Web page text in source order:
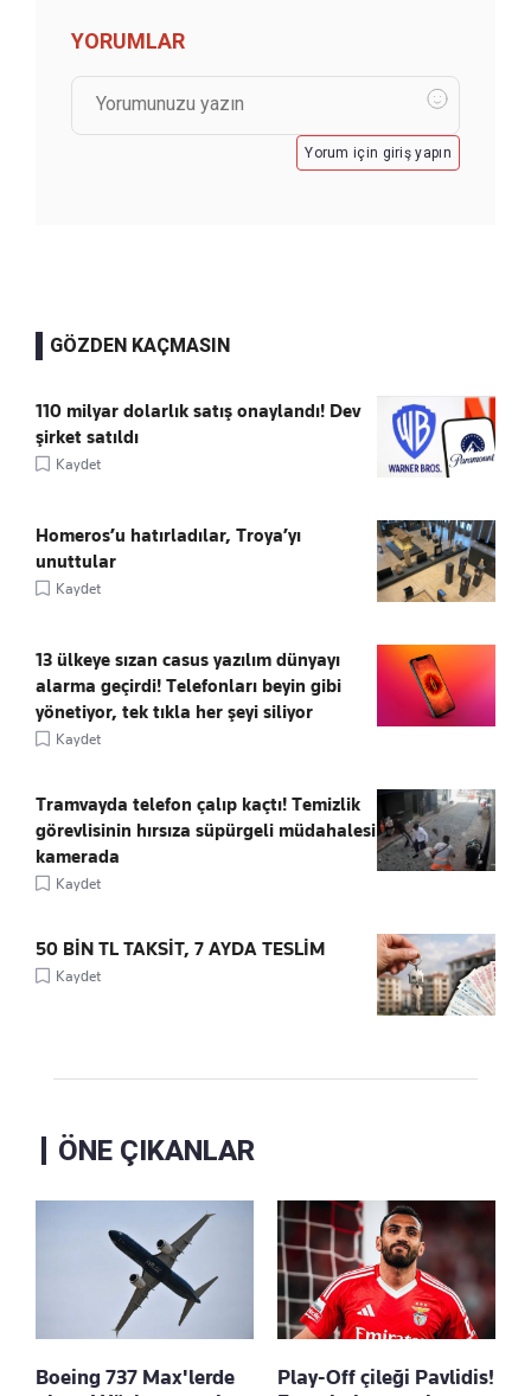
YORUMLAR
Yorum için giriş yapın
GÖZDEN KAÇMASIN
110 milyar dolarlık satış onaylandı! Dev
şirket satıldı
Kaydet
Homeros’u hatırladılar, Troya’yı
unuttular
Kaydet
13 ülkeye sızan casus yazılım dünyayı
alarma geçirdi! Telefonları beyin gibi
yönetiyor, tek tıkla her şeyi siliyor
Kaydet
Tramvayda telefon çalıp kaçtı! Temizlik
görevlisinin hırsıza süpürgeli müdahalesi
kamerada
Kaydet
50 BİN TL TAKSİT, 7 AYDA TESLİM
Kaydet
ÖNE ÇIKANLAR
Boeing 737 Max'lerde
Play-Off çileği Pavlidis!